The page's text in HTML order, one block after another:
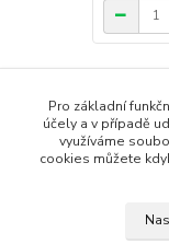
Zboží zařazeno
Pro základní
účely a v případě
využíváme
cookies můžete